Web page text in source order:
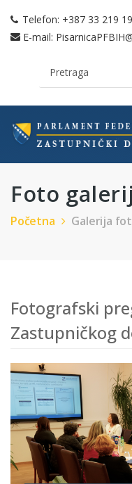
Telefon: +387 33 219
E-mail:
Foto
Početna Galerija
Fotografski
Zastupničkog